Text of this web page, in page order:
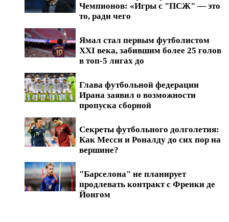
Чемпионов: «Игры с "ПСЖ" — это
то, ради чего
Ямал стал первым футболистом
XXI века, забившим более 25 голов
в топ-5 лигах до
Глава футбольной федерации
Ирана заявил о возможности
пропуска сборной
Секреты футбольного долголетия:
Как Месси и Роналду до сих пор на
вершине?
"Барселона" не планирует
продлевать контракт с Френки де
Йонгом